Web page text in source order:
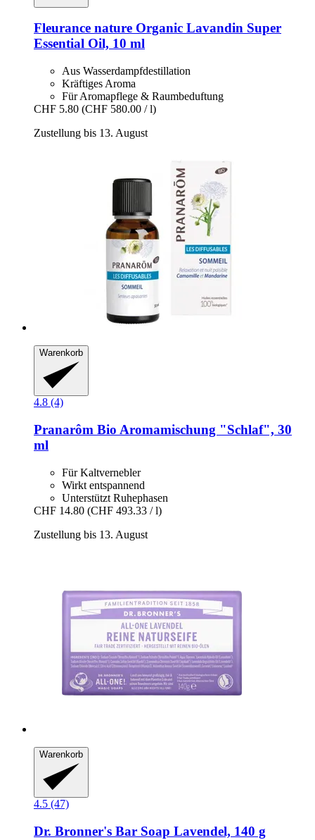
Fleurance nature Organic Lavandin Super
Essential Oil, 10 ml
Aus Wasserdampfdestillation
Kräftiges Aroma
Für Aromapflege & Raumbeduftung
CHF 5.80 (CHF 580.00 / l)
Zustellung bis 13. August
Warenkorb
4.8 (4)
Pranarôm Bio Aromamischung "Schlaf", 30
ml
Für Kaltvernebler
Wirkt entspannend
Unterstützt Ruhephasen
CHF 14.80 (CHF 493.33 / l)
Zustellung bis 13. August
Warenkorb
4.5 (47)
Dr. Bronner's Bar Soap Lavendel, 140 g